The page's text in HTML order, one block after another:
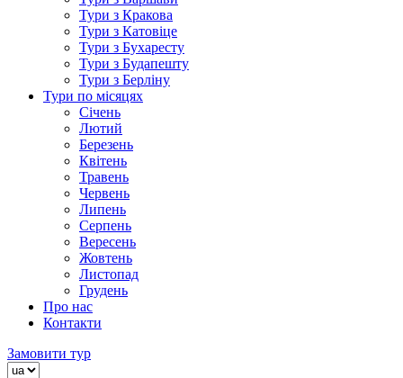
Тури з Кракова
Тури з Катовіце
Тури з Бухаресту
Тури з Будапешту
Тури з Берліну
Тури по місяцях
Січень
Лютий
Березень
Квітень
Травень
Червень
Липень
Серпень
Вересень
Жовтень
Листопад
Грудень
Про нас
Контакти
Замовити тур